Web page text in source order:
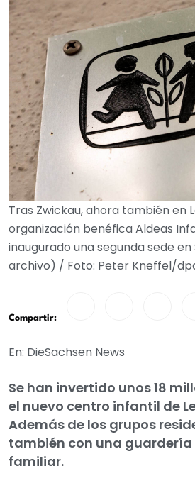
Tras Zwickau, ahora también en
organización benéfica Aldeas
inaugurado una segunda sede
archivo) / Foto: Peter Kneffel/
Compartir:
En: DieSachsen News
Se han invertido unos 18
el nuevo centro infantil de
Además de los grupos
también con una guardería
familiar.